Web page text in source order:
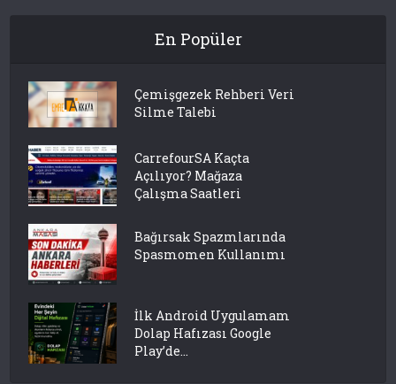
En Popüler
Çemişgezek Rehberi Veri
Silme Talebi
CarrefourSA Kaçta
Açılıyor? Mağaza
Çalışma Saatleri
Bağırsak Spazmlarında
Spasmomen Kullanımı
İlk Android Uygulamam
Dolap Hafızası Google
Play’de...